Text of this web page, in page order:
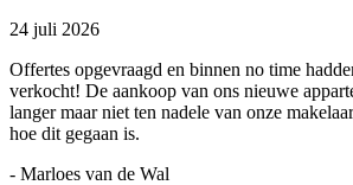
24 juli 2026
Offertes opgevraagd en binnen no time
verkocht! De aankoop van ons nieuwe
langer maar niet ten nadele van onze
hoe dit gegaan is.
- Marloes van de Wal